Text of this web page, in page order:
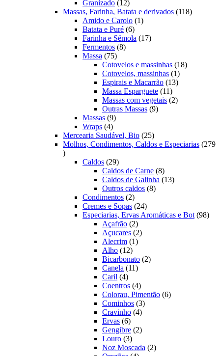
produtos
Granizado 1212
produtos
Massas, Farinha, Batata e derivados 118118
Amido e Carolo 11
Batata e Puré 66
produtos
Farinha e Sêmola 1717
Fermentos 88
Massa 7575
produtos
Cotovelos e massinhas 1818
Cotovelos, massinhas 11
produto
Espirais e Macarrão 1313
Massa Esparguete 1111
produtos
Massas com vegetais 22
Outras Massas 99
Massas 99
Wraps 44
produtos
Mercearia Saudável, Bio 2525
produtos
Molhos, Condimentos, Caldos e Especiarias 279
279
produtosCaldos 2929
produtos
Caldos de Carne 88
produtos
Caldos de Galinha 1313
Outros caldos 88
Condimentos 22
produtos
Cremes e Sopas 2424
produtos
Especiarias, Ervas Aromáticas e Bot 9898
Açafrão 22
produtos
Açucares 22
Alecrim 11
Alho 1212
produtos
Bicarbonato 22
Canela 1111
Caril 44
produtos
Coentros 44
produtos
Colorau, Pimentão 66
Cominhos 33
Cravinho 44
Ervas 66
produtos
Gengibre 22
Louro 33
produtos
Noz Moscada 22